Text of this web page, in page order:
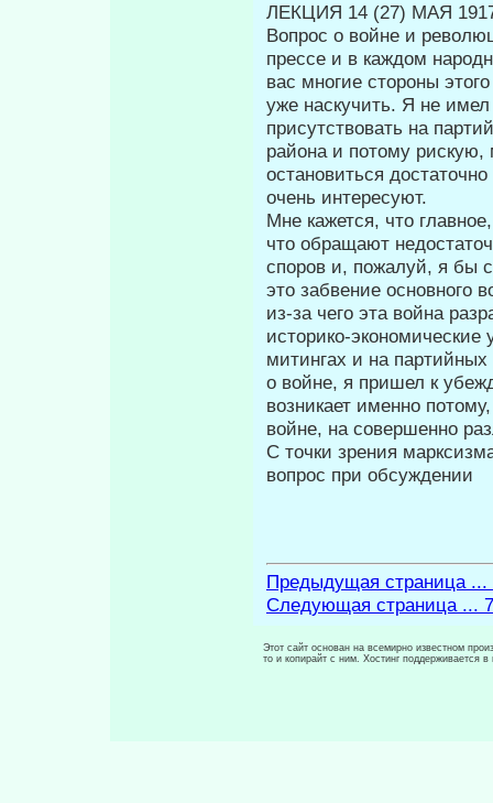
ЛЕКЦИЯ 14 (27) МАЯ
Вопрос о войне и
прессе и в каждом
вас многие сторо­ны
уже наскучить. Я не
присутствовать на
района и потому рискую,
остановиться
очень интересуют.
Мне кажется, что
что об­ращают
споров и, пожа­луй, я бы
это забвение основного
из-за чего эта война
историко-
митингах и на
о войне, я пришел к
возникает именно
войне, на совершенно
С точки зрения
во­прос при обсуждении
Предыдущая страница ...
Следующая страница ...
Этот сайт основан на всемирно известном
то и копирайт с ним. Хостинг поддерживается